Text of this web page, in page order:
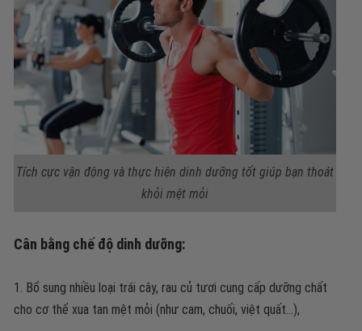
Tích cực vận động và thực hiện dinh dưỡng tốt giúp bạn thoát
khỏi mệt mỏi
Cân bằng chế độ dinh dưỡng:
Bổ sung nhiều loại trái cây, rau củ tươi cung cấp dưỡng chất
cho cơ thể xua tan mệt mỏi (như cam, chuối, việt quất…),